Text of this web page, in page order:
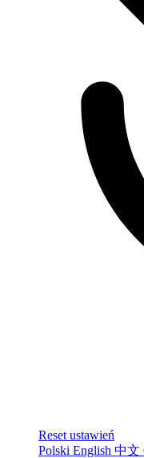
Reset ustawień
Polski English 中文